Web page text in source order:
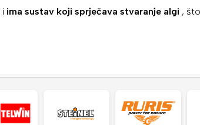
i ima sustav koji sprječava stvaranje algi ,